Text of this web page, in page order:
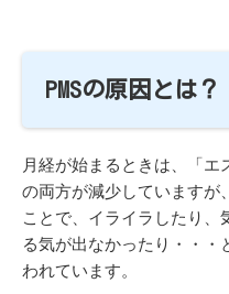
PMSの原因とは？
月経が始まるときは、「エ
の両方が減少していますが
ことで、イライラしたり、
る気が出なかったり・・
われています。